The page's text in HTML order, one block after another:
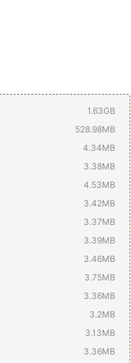
1.63GB
528.98MB
4.34MB
3.38MB
4.53MB
3.42MB
3.37MB
3.39MB
3.46MB
3.75MB
3.36MB
3.2MB
3.13MB
3.36MB